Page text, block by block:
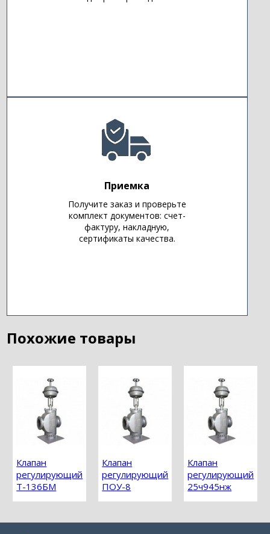
Приемка
Получите заказ и проверьте
комплект документов: счет-
фактуру, накладную,
сертификаты качества.
Похожие товары
Клапан
регулирующий
Т-136БМ
Клапан
регулирующий
ПОУ-8
Клапан
регулирующий
25ч945нж